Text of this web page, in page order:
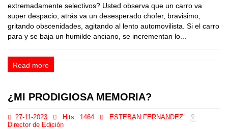
extremadamente selectivos? Usted observa que un carro va
super despacio, atrás va un desesperado chofer, bravisimo,
gritando obscenidades, agitando al lento automovilista. Si el carro
para y se baja un humilde anciano, se incrementan lo...
Read more
¿MI PRODIGIOSA MEMORIA?
27-11-2023 Hits: 1464
ESTEBAN FERNANDEZ
Director de Edición